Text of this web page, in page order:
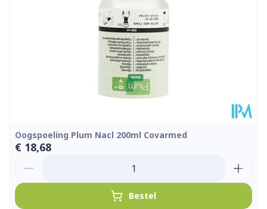
Kamertemperatuur (15°C -
25°C)
Oogspoeling Plum Nacl 200ml Covarmed
€ 18,68
Bestel